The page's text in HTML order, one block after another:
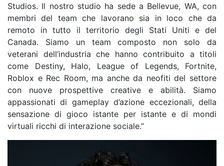
Studios. Il nostro studio ha sede a Bellevue, WA, con
membri del team che lavorano sia in loco che da
remoto in tutto il territorio degli Stati Uniti e del
Canada. Siamo un team composto non solo da
veterani dell’industria che hanno contribuito a titoli
come Destiny, Halo, League of Legends, Fortnite,
Roblox e Rec Room, ma anche da neofiti del settore
con nuove prospettive creative e abilità. Siamo
appassionati di gameplay d’azione eccezionali, della
sensazione di gioco istante per istante e di mondi
virtuali ricchi di interazione sociale.”